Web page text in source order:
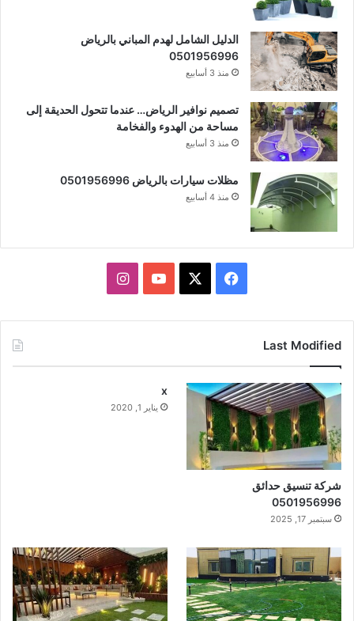
الدليل الشامل لهدم المباني بالرياض
0501956996
منذ 3 أسابيع
تصميم نوافير الرياض… عندما تتحول الحديقة إلى
مساحة من الهدوء والفخامة
منذ 3 أسابيع
مظلات سيارات بالرياض 0501956996
منذ 4 أسابيع
فيسبوك يوتيوبانستقرام
Last Modified
شركة تنسيق حدائق
0501956996
سبتمبر 17, 2025
x
يناير 1, 2020